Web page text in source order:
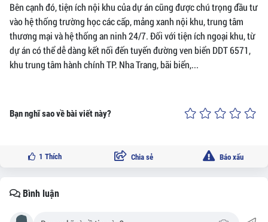
Bên cạnh đó, tiện ích nội khu của dự án cũng được chú trọng đầu tư
vào hệ thống trường học các cấp, mảng xanh nội khu, trung tâm
thương mại và hệ thống an ninh 24/7. Đối với tiện ích ngoại khu, từ
dự án có thể dễ dàng kết nối đến tuyến đường ven biển DDT 6571,
khu trung tâm hành chính TP. Nha Trang, bãi biển,...
Bạn nghĩ sao về bài viết này?
1 Thích Chia sẻ Báo xấu
Bình luận